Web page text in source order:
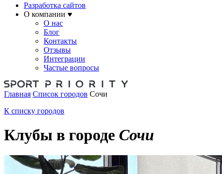
Разработка сайтов
О компании
О нас
Блог
Контакты
Отзывы
Интеграции
Частые вопросы
Главная Список городов Сочи
К списку городов
Клубы в городе Сочи